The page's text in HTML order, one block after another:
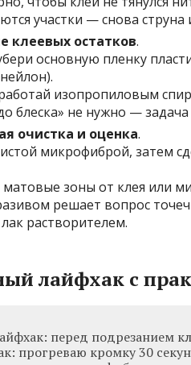
участки — снова
клеевых остатков.
основную пленку
изопропиловым
блеска» не нужно —
очистка и оценка.
микрофиброй, затем
матовые зоны от клея или
решает вопрос
растворителем.
лайфхак с
перед подрезанием
прогреваю кромку 30